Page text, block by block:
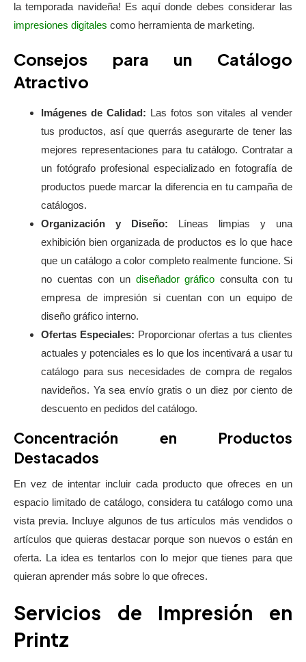
la temporada navideña! Es aquí donde debes considerar las
impresiones digitales como herramienta de marketing.
Consejos para un Catálogo
Atractivo
Imágenes de Calidad: Las fotos son vitales al vender
tus productos, así que querrás asegurarte de tener las
mejores representaciones para tu catálogo. Contratar a
un fotógrafo profesional especializado en fotografía de
productos puede marcar la diferencia en tu campaña de
catálogos.
Organización y Diseño: Líneas limpias y una
exhibición bien organizada de productos es lo que hace
que un catálogo a color completo realmente funcione. Si
no cuentas con un diseñador gráfico consulta con tu
empresa de impresión si cuentan con un equipo de
diseño gráfico interno.
Ofertas Especiales: Proporcionar ofertas a tus clientes
actuales y potenciales es lo que los incentivará a usar tu
catálogo para sus necesidades de compra de regalos
navideños. Ya sea envío gratis o un diez por ciento de
descuento en pedidos del catálogo.
Concentración en Productos
Destacados
En vez de intentar incluir cada producto que ofreces en un
espacio limitado de catálogo, considera tu catálogo como una
vista previa. Incluye algunos de tus artículos más vendidos o
artículos que quieras destacar porque son nuevos o están en
oferta. La idea es tentarlos con lo mejor que tienes para que
quieran aprender más sobre lo que ofreces.
Servicios de Impresión en
Printz